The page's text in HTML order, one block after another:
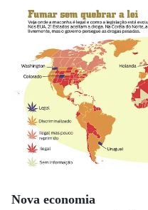
Nova economia